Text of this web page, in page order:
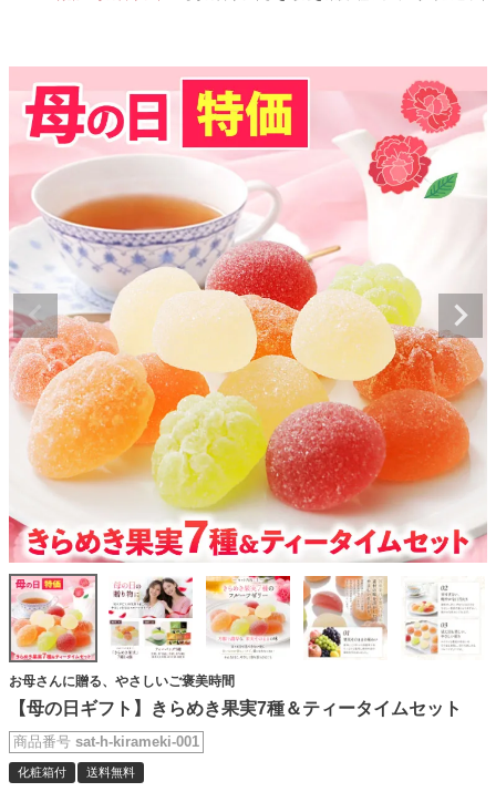
お母さんに贈る、やさしいご褒美時間
【母の日ギフト】きらめき果実7種＆ティータイムセット
商品番号 sat-h-kirameki-001
化粧箱付 送料無料